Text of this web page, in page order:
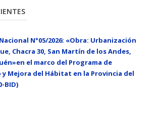
N°05/2026: «Obra: Urbanización
Chacra 30, San Martín de los Andes,
el marco del Programa de
Mejora del Hábitat en la Provincia del
BID)